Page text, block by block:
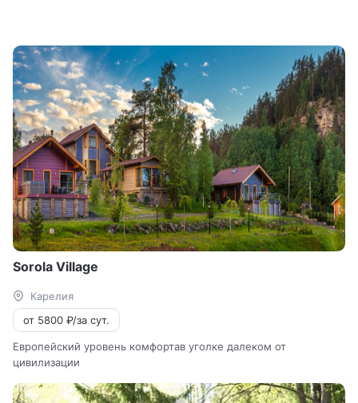
Sorola Village
Карелия
от 5800 ₽/за сут.
Европейский уровень комфортав уголке далеком от
цивилизации